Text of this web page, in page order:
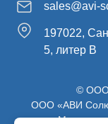
sales@avi-
197022,
5, литер В
© ООО
ООО «АВИ
Медиков,